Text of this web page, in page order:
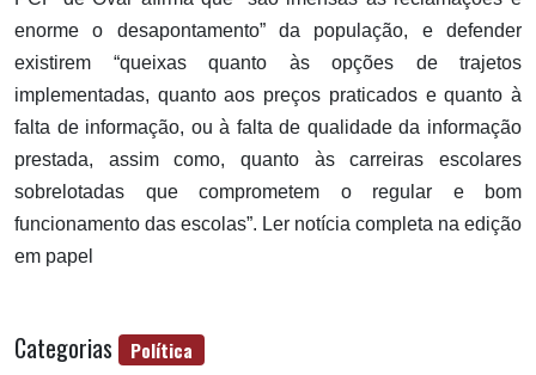
enorme o desapontamento” da população, e defender
existirem “queixas quanto às opções de trajetos
implementadas, quanto aos preços praticados e quanto à
falta de informação, ou à falta de qualidade da informação
prestada, assim como, quanto às carreiras escolares
sobrelotadas que comprometem o regular e bom
funcionamento das escolas”. Ler notícia completa na edição
em papel
Categorias Política